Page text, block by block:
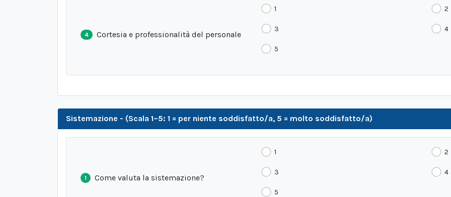
4 Cortesia e professionalità del personale
1 2
3 4
5
Sistemazione - (Scala 1–5: 1 = per niente soddisfatto/a, 5 = molto soddisfatto/a)
1 Come valuta la sistemazione?
1 2
3 4
5